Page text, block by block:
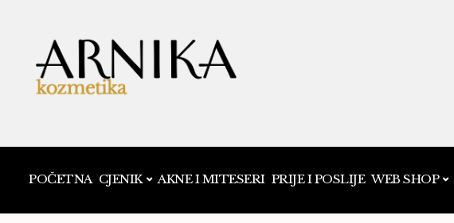
POČETNA CJENIK AKNE I MITESERI PRIJE I POSLIJE WEB SHOP